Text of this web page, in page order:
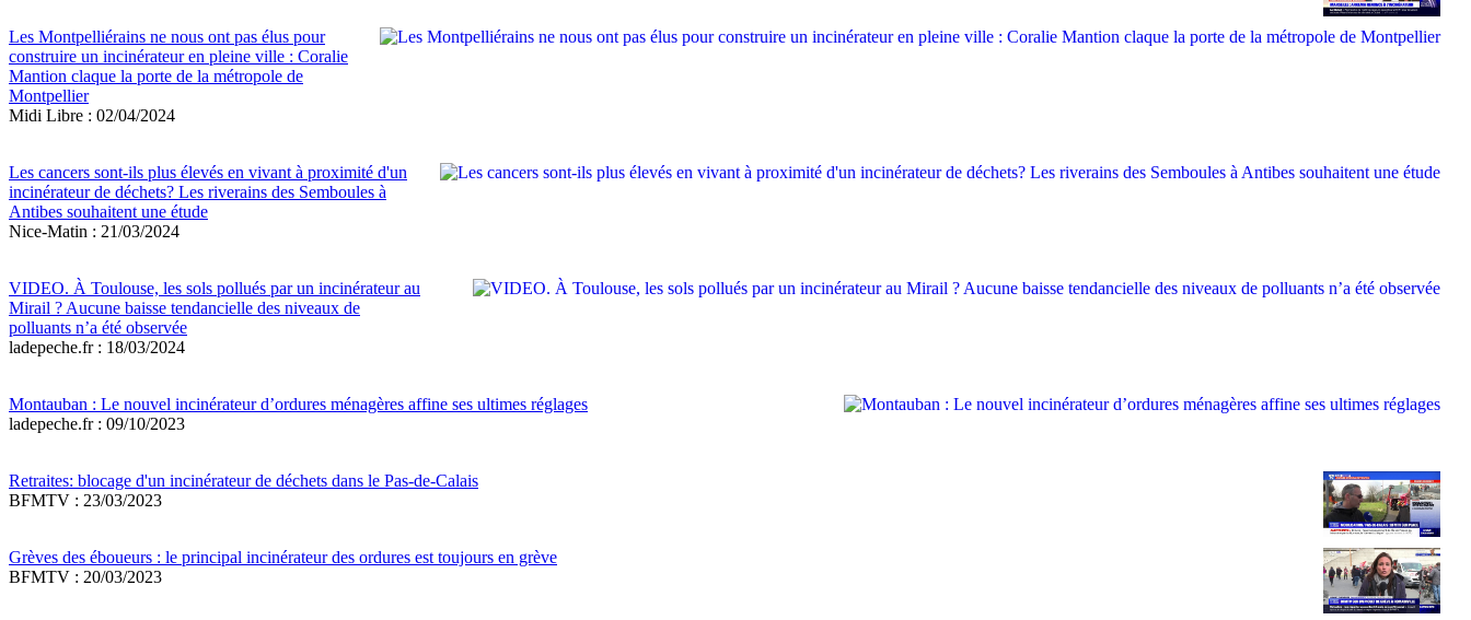
Les Montpelliérains ne nous ont pas élus pour
construire un incinérateur en pleine ville : Coralie
Mantion claque la porte de la métropole de
Montpellier
Midi Libre : 02/04/2024
Les cancers sont-ils plus élevés en vivant à proximité d'un
incinérateur de déchets? Les riverains des Semboules à
Antibes souhaitent une étude
Nice-Matin : 21/03/2024
VIDEO. À Toulouse, les sols pollués par un incinérateur au
Mirail ? Aucune baisse tendancielle des niveaux de
polluants n’a été observée
ladepeche.fr : 18/03/2024
Montauban : Le nouvel incinérateur d’ordures ménagères affine ses ultimes réglages
ladepeche.fr : 09/10/2023
Retraites: blocage d'un incinérateur de déchets dans le Pas-de-Calais
BFMTV : 23/03/2023
Grèves des éboueurs : le principal incinérateur des ordures est toujours en grève
BFMTV : 20/03/2023